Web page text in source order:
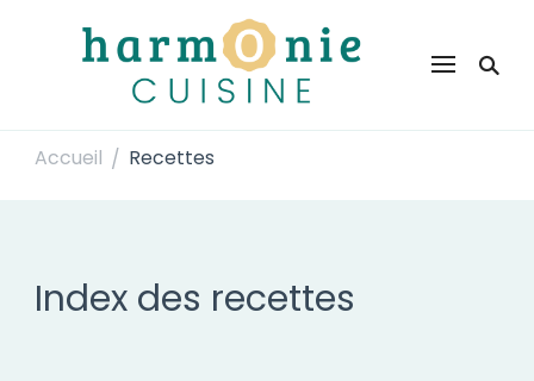
Harmonie Cuisine
Accueil / Recettes
Index des recettes